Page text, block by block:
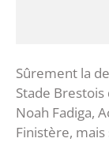
Sûrement la
Stade Brestois
Noah Fadiga,
Finistère, mais